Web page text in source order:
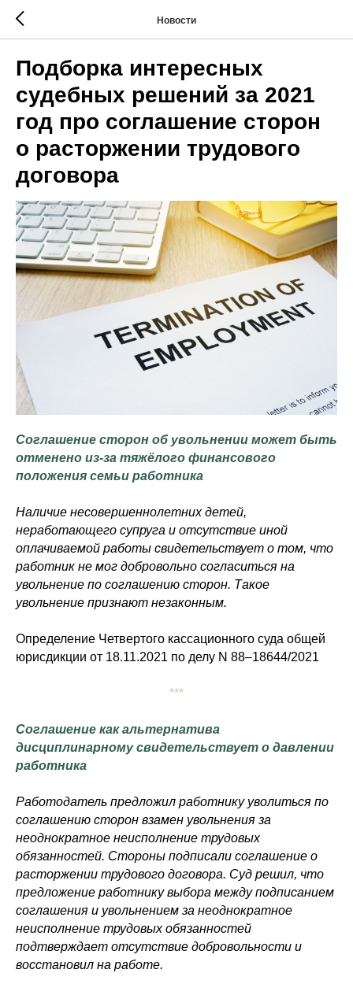
Новости
Подборка интересных
судебных решений за 2021
год про соглашение сторон
о расторжении трудового
договора
Соглашение сторон об увольнении может быть
отменено из-за тяжёлого финансового
положения семьи работника
Наличие несовершеннолетних детей,
неработающего супруга и отсутствие иной
оплачиваемой работы свидетельствует о том, что
работник не мог добровольно согласиться на
увольнение по соглашению сторон. Такое
увольнение признают незаконным.
Определение Четвертого кассационного суда общей
юрисдикции от 18.11.2021 по делу N 88–18644/2021
***
Соглашение как альтернатива
дисциплинарному свидетельствует о давлении
работника
Работодатель предложил работнику уволиться по
соглашению сторон взамен увольнения за
неоднократное неисполнение трудовых
обязанностей. Стороны подписали соглашение о
расторжении трудового договора. Суд решил, что
предложение работнику выбора между подписанием
соглашения и увольнением за неоднократное
неисполнение трудовых обязанностей
подтверждает отсутствие добровольности и
восстановил на работе.